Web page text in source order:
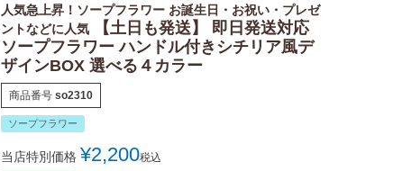
人気急上昇！ソープフラワー お誕生日・お祝い・プレゼ
ントなどに人気
【土日も発送】 即日発送対応
ソープフラワー ハンドル付きシチリア風デ
ザインBOX 選べる４カラー
商品番号 so2310
ソープフラワー
当店特別価格 ¥2,200税込